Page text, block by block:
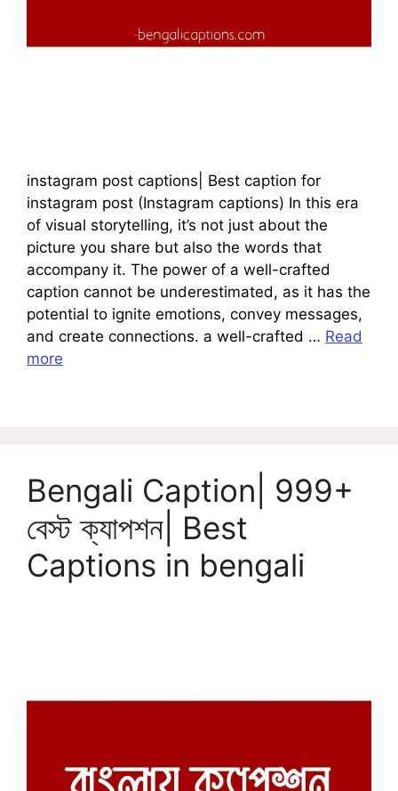
instagram post captions| Best caption for
instagram post (Instagram captions) In this era
of visual storytelling, it’s not just about the
picture you share but also the words that
accompany it. The power of a well-crafted
caption cannot be underestimated, as it has the
potential to ignite emotions, convey messages,
and create connections. a well-crafted … Read
more
Bengali Caption| 999+
বেস্ট ক্যাপশন| Best
Captions in bengali